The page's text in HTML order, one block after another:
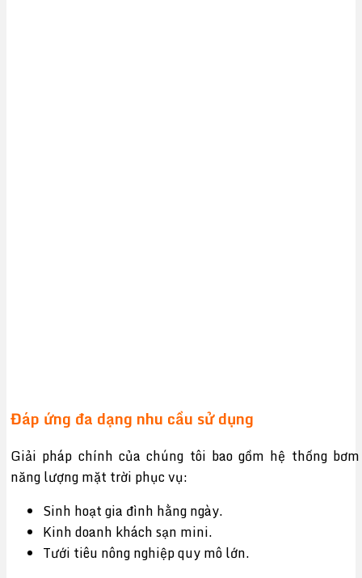
Đáp ứng đa dạng nhu cầu sử dụng
Giải pháp chính của chúng tôi bao gồm hệ thống bơm
năng lượng mặt trời phục vụ:
Sinh hoạt gia đình hằng ngày.
Kinh doanh khách sạn mini.
Tưới tiêu nông nghiệp quy mô lớn.